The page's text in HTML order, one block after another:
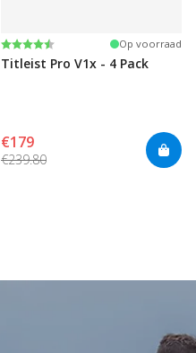
Beoordeling:
4.6 uit 5 sterren Op voorraad
Titleist Pro V1x - 4 Pack
€179
€239.80